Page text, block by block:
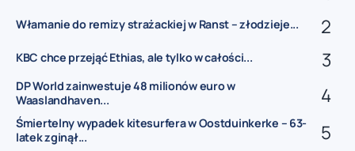
Włamanie do remizy strażackiej w Ranst – złodzieje...
KBC chce przejąć Ethias, ale tylko w całości...
DP World zainwestuje 48 milionów euro w
Waaslandhaven...
Śmiertelny wypadek kitesurfera w Oostduinkerke – 63-
latek zginął...